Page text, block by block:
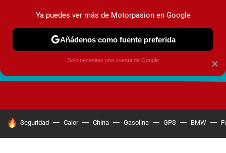
HOY SE HABLA DE
Seguridad Calor China Gasolina GPS BMW
×
Ya puedes ver más de Motorpasion en Google
Añádenos como fuente preferida
Solo necesitas una cuenta de Google